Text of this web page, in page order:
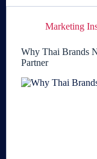
Marketing
Why Thai Brands
Partner